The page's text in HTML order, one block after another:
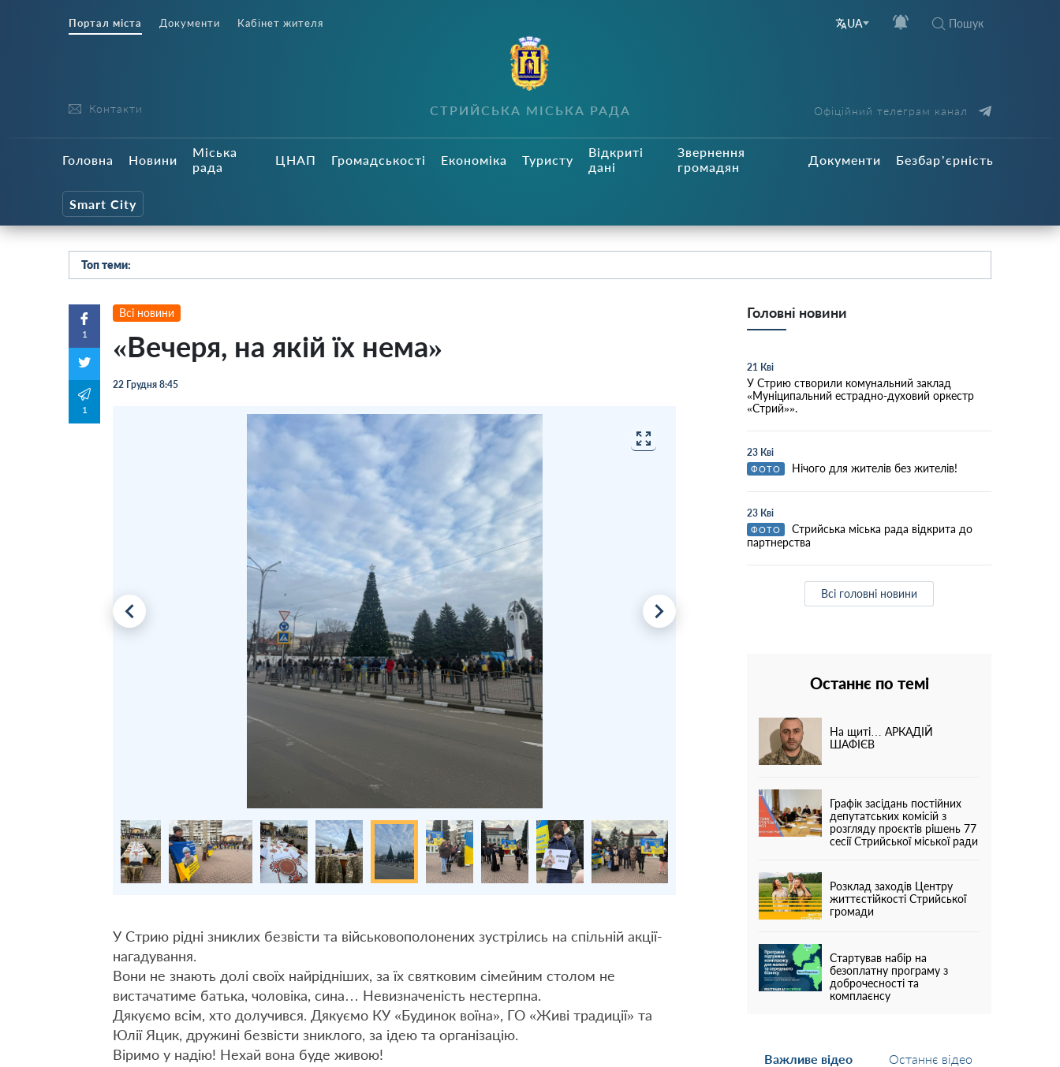
Портал міста Документи Кабінет жителя UA Пошук
Контакти СТРИЙСЬКА МІСЬКА РАДА Офіційний телеграм канал
Головна Новини
Міська
рада
ЦНАП Громадськості Економіка Туристу
Відкриті
дані
Звернення
громадян
Документи Безбар’єрність
Smart City
Топ теми:
1
1
Всі новини
«Вечеря, на якій їх нема»
22 Грудня 8:45
У Стрию рідні зниклих безвісти та військовополонених зустрілись на спільній акції-
нагадування.
Вони не знають долі своїх найрідніших, за їх святковим сімейним столом не
вистачатиме батька, чоловіка, сина… Невизначеність нестерпна.
Дякуємо всім, хто долучився. Дякуємо КУ «Будинок воїна», ГО «Живі традиції» та
Юлії Яцик, дружині безвісти зниклого, за ідею та організацію.
Віримо у надію! Нехай вона буде живою!
Головні новини
21 Кві
У Стрию створили комунальний заклад
«Муніципальний естрадно-духовий оркестр
«Стрий»».
23 Кві
ФОТО Нічого для жителів без жителів!
23 Кві
ФОТО
Стрийська міська рада відкрита до
партнерства
Всі головні новини
Останнє по темі
На щиті… АРКАДІЙ
ШАФІЄВ
Графік засідань постійних
депутатських комісій з
розгляду проєктів рішень 77
сесії Стрийської міської ради
Розклад заходів Центру
життєстійкості Стрийської
громади
Стартував набір на
безоплатну програму з
доброчесності та
комплаєнсу
Важливе відео Останнє відео